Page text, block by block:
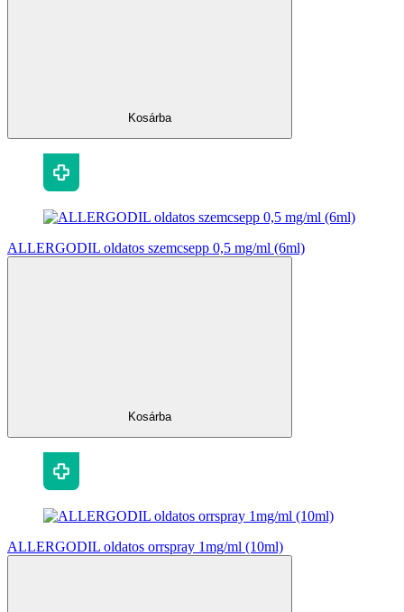
Kosárba
ALLERGODIL oldatos szemcsepp 0,5 mg/ml (6ml)
Kosárba
ALLERGODIL oldatos orrspray 1mg/ml (10ml)